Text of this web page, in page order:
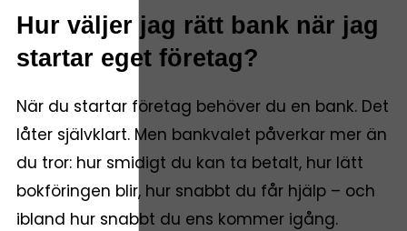
Hur väljer jag rätt bank när jag
startar eget företag?
När du startar företag behöver du en bank. Det
låter självklart. Men bankvalet påverkar mer än
du tror: hur smidigt du kan ta betalt, hur lätt
bokföringen blir, hur snabbt du får hjälp – och
ibland hur snabbt du ens kommer igång.